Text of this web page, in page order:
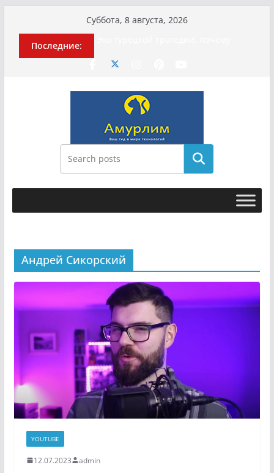
содержимому
Суббота, 8 августа, 2026
Последние:
МотоТани?
приговорили к четырём годам
Илью Ремесло задержали по делу о
фейках о российской армии
Новые криминальные хроники
связали Диану Шурыгину и Настю
История о том, как «Пухососы»
улетели к чужому дяде
Поиск
Андрей Сикорский
YOUTUBE
12.07.2023 admin